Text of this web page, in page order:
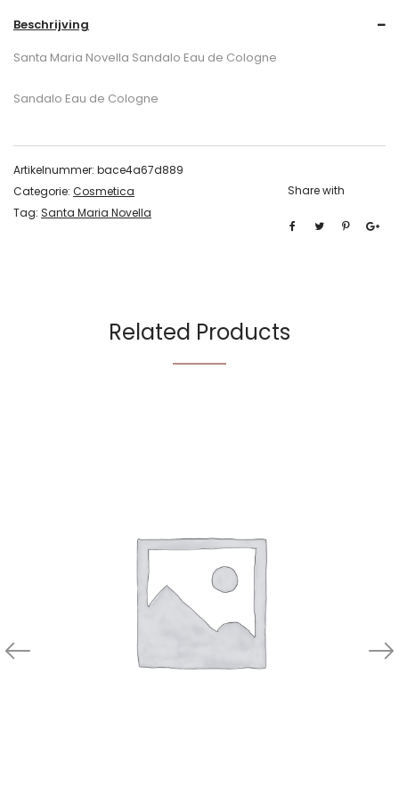
Beschrijving
Santa Maria Novella Sandalo Eau de Cologne
Sandalo Eau de Cologne
Artikelnummer: bace4a67d889
Categorie: Cosmetica
Tag: Santa Maria Novella
Share with
Related Products